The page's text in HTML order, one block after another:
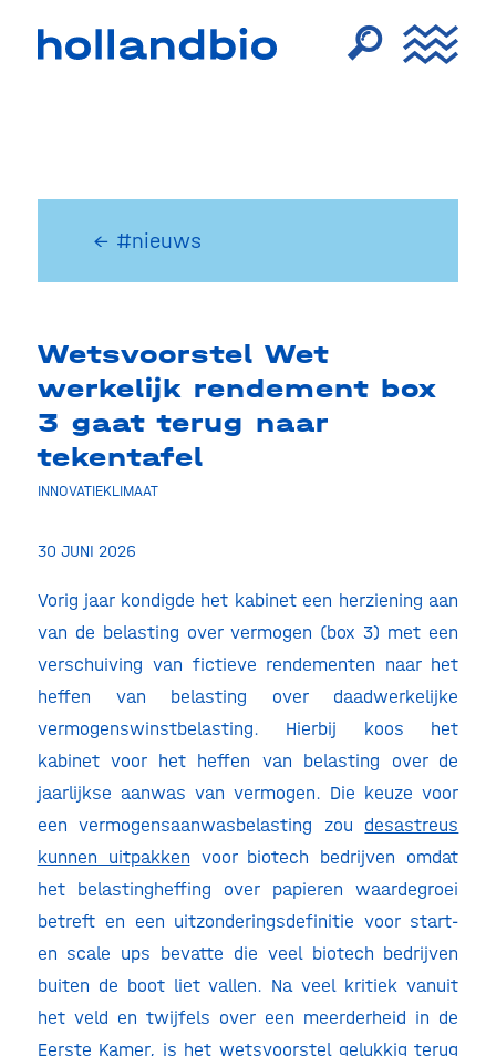
← #nieuws
Wetsvoorstel Wet
werkelijk rendement box
3 gaat terug naar
tekentafel
INNOVATIEKLIMAAT
30 JUNI 2026
Vorig jaar kondigde het kabinet een herziening aan
van de belasting over vermogen (box 3) met een
verschuiving van fictieve rendementen naar het
heffen van belasting over daadwerkelijke
vermogenswinstbelasting. Hierbij koos het
kabinet voor het heffen van belasting over de
jaarlijkse aanwas van vermogen. Die keuze voor
een vermogensaanwasbelasting zou desastreus
kunnen uitpakken voor biotech bedrijven omdat
het belastingheffing over papieren waardegroei
betreft en een uitzonderingsdefinitie voor start-
en scale ups bevatte die veel biotech bedrijven
buiten de boot liet vallen. Na veel kritiek vanuit
het veld en twijfels over een meerderheid in de
Eerste Kamer, is het wetsvoorstel gelukkig terug